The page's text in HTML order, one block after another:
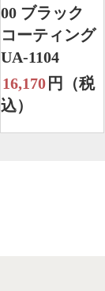
00 ブラック
コーティング
UA-1104
16,170 円（税
込）